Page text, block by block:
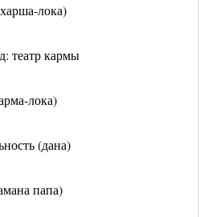
лока)
театр кармы
лока)
(дана)
папа)